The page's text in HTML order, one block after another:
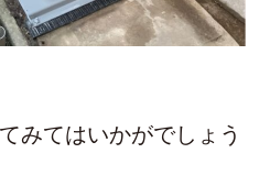
みてはいかがでしょう